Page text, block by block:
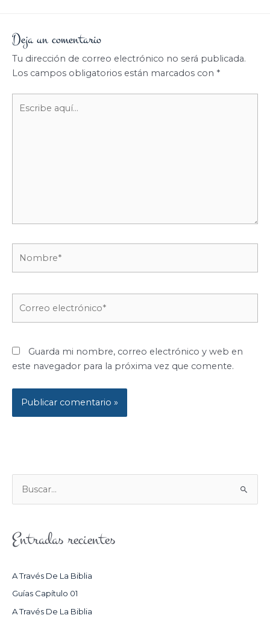
Deja un comentario
Tu dirección de correo electrónico no será publicada.
Los campos obligatorios están marcados con *
aquí...
Guarda mi nombre, correo electrónico y web en
este navegador para la próxima vez que comente.
U
C
Entradas recientes
A Través De La Biblia
Guías Capítulo 01
A Través De La Biblia